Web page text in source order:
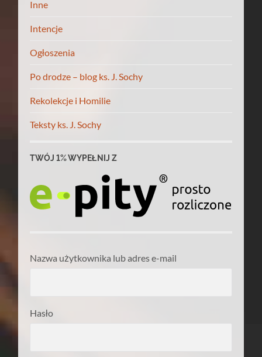
Inne
Intencje
Ogłoszenia
Po drodze – blog ks. J. Sochy
Rekolekcje i Homilie
Teksty ks. J. Sochy
TWÓJ 1% WYPEŁNIJ Z
Nazwa użytkownika lub adres e-mail
Hasło